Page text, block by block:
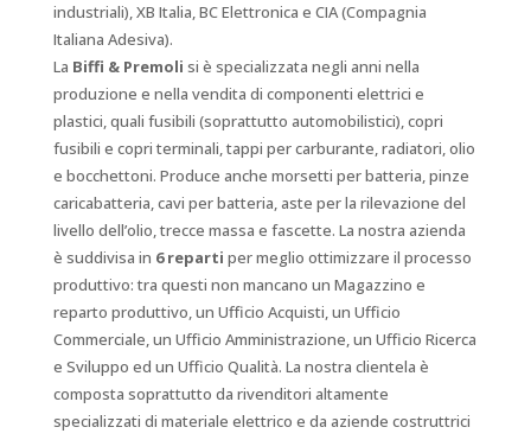
industriali), XB Italia, BC Elettronica e CIA (Compagnia
Italiana Adesiva).
La Biffi & Premoli si è specializzata negli anni nella
produzione e nella vendita di componenti elettrici e
plastici, quali fusibili (soprattutto automobilistici), copri
fusibili e copri terminali, tappi per carburante, radiatori, olio
e bocchettoni. Produce anche morsetti per batteria, pinze
caricabatteria, cavi per batteria, aste per la rilevazione del
livello dell’olio, trecce massa e fascette. La nostra azienda
è suddivisa in 6 reparti per meglio ottimizzare il processo
produttivo: tra questi non mancano un Magazzino e
reparto produttivo, un Ufficio Acquisti, un Ufficio
Commerciale, un Ufficio Amministrazione, un Ufficio Ricerca
e Sviluppo ed un Ufficio Qualità. La nostra clientela è
composta soprattutto da rivenditori altamente
specializzati di materiale elettrico e da aziende costruttrici